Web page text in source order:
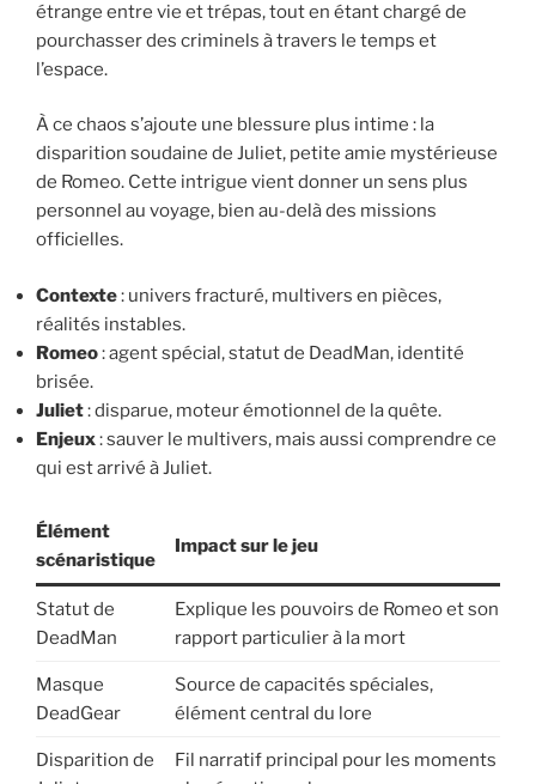
étrange entre vie et trépas, tout en étant chargé de
pourchasser des criminels à travers le temps et
l’espace.
À ce chaos s’ajoute une blessure plus intime : la
disparition soudaine de Juliet, petite amie mystérieuse
de Romeo. Cette intrigue vient donner un sens plus
personnel au voyage, bien au-delà des missions
officielles.
Contexte: univers fracturé, multivers en pièces,
réalités instables.
Romeo: agent spécial, statut de DeadMan, identité
brisée.
Juliet: disparue, moteur émotionnel de la quête.
Enjeux: sauver le multivers, mais aussi comprendre ce
qui est arrivé à Juliet.
Élément
scénaristique
Impact sur le jeu
Statut de
DeadMan
Explique les pouvoirs de Romeo et son
rapport particulier à la mort
Masque
DeadGear
Source de capacités spéciales,
élément central du lore
Disparition de
Fil narratif principal pour les moments